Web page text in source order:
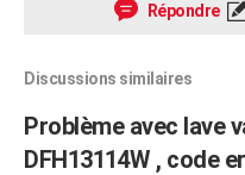
Répondre
Discussions similaires
Problème avec lave
DFH13114W , code